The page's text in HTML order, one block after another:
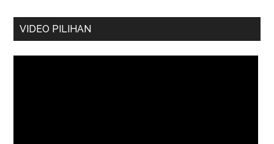
VIDEO PILIHAN